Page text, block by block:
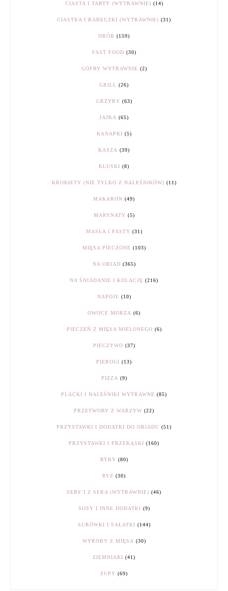
CIASTA I TARTY (WYTRAWNIE) (14)
CIASTKA I BABECZKI (WYTRAWNIE) (31)
DRÓB (159)
FAST FOOD (30)
GOFRY WYTRAWNIE (2)
GRILL (26)
GRZYBY (63)
JAJKA (65)
KANAPKI (5)
KASZA (39)
KLUSKI (8)
KROKIETY (NIE TYLKO Z NALEŚNIKÓW) (11)
MAKARON (49)
MARYNATY (5)
MASŁA I PASTY (31)
MIĘSA PIECZONE (103)
NA OBIAD (365)
NA ŚNIADANIE I KOLACJĘ (216)
NAPOJE (10)
OWOCE MORZA (6)
PIECZEŃ Z MIĘSA MIELONEGO (6)
PIECZYWO (37)
PIEROGI (13)
PIZZA (9)
PLACKI I NALEŚNIKI WYTRAWNE (85)
PRZETWORY Z WARZYW (22)
PRZYSTAWKI I DODATKI DO OBIADU (51)
PRZYSTAWKI I PRZEKĄSKI (160)
RYBY (80)
RYŻ (30)
SERY I Z SERA (WYTRAWNIE) (46)
SOSY I INNE DODATKI (9)
SURÓWKI I SAŁATKI (144)
WYROBY Z MIĘSA (30)
ZIEMNIAKI (41)
ZUPY (69)